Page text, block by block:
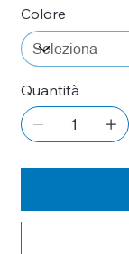
Colore
Quantità